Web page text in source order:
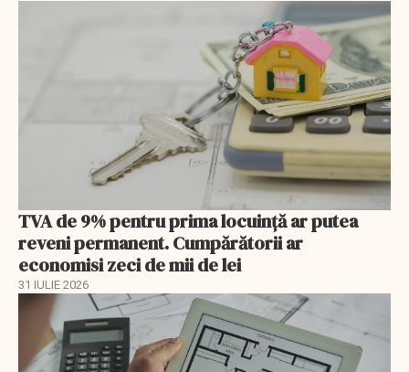
TVA de 9% pentru prima locuință ar putea
reveni permanent. Cumpărătorii ar
economisi zeci de mii de lei
31 IULIE 2026